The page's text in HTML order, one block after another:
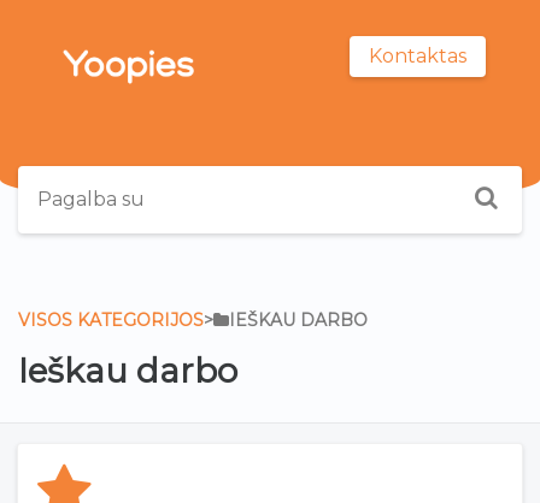
Kontaktas
VISOS KATEGORIJOS​>​ ​IEŠKAU DARBO
Ieškau darbo